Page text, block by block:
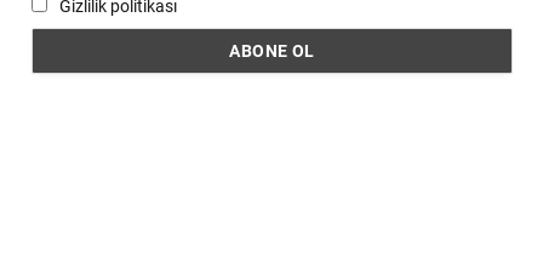
Gizlilik politikası